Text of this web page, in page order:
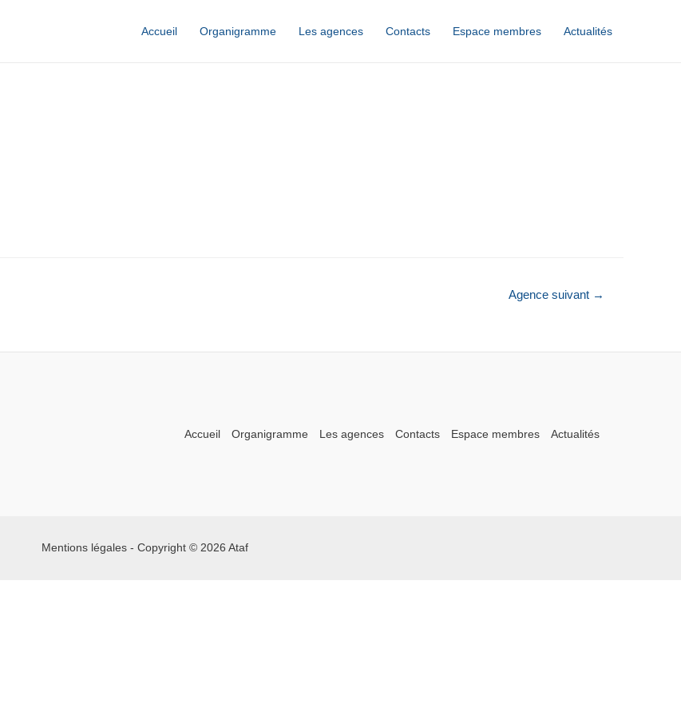
Accueil Organigramme Les agences Contacts Espace membres Actualités
Agence suivant →
Accueil Organigramme Les agences Contacts Espace membres Actualités
Mentions légales- Copyright © 2026 Ataf